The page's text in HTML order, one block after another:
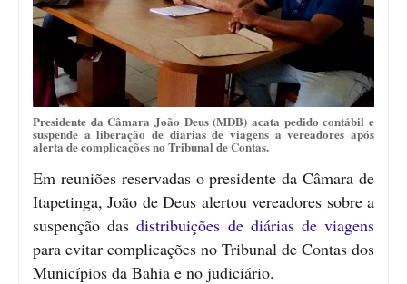
Presidente da Câmara João Deus (MDB) acata pedido contábil e
suspende a liberação de diárias de viagens a vereadores após
alerta de complicações no Tribunal de Contas.
Em reuniões reservadas o presidente da Câmara de
Itapetinga, João de Deus alertou vereadores sobre a
suspenção dasdistribuições de diárias de viagens
para evitar complicações no Tribunal de Contas dos
Municípios da Bahia e no judiciário.